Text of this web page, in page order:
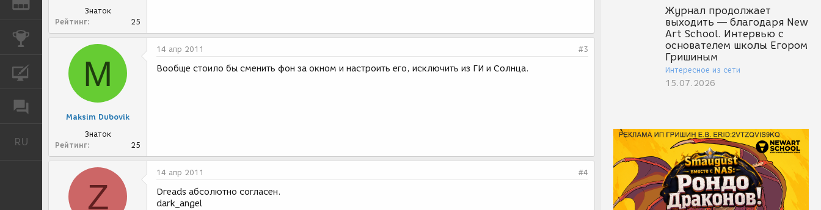
КОНКУРСЫ
КУРСЫ
RU Русский
Журнал продолжает
выходить — благодаря New
Art School. Интервью с
основателем школы Егором
Гришиным
Интересное из сети
15.07.2026
Знаток
Рейтинг
25
M
Maksim Dubovik
Знаток
Рейтинг
25
14 апр 2011 #3
Вообще стоило бы сменить фон за окном и настроить его, исключить из ГИ и Солнца.
Z
14 апр 2011 #4
Dreads абсолютно согласен.
dark_angel